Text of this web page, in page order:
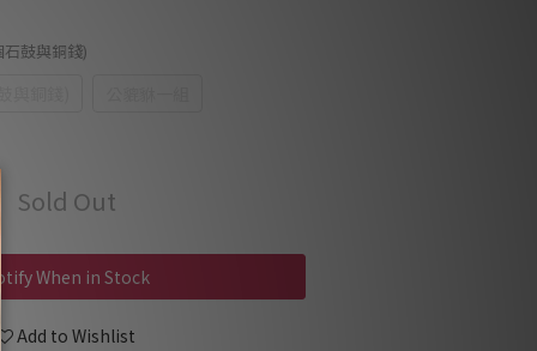
鼓與銅錢)
Sold Out
When in Stock
Add to Wishlist